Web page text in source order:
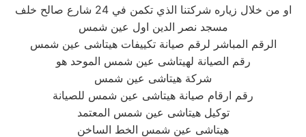
او من خلال زياره شركتنا الذي تكمن في 24 شارع صالح خلف
مسجد نصر الدين اول عين شمس
الرقم المباشر لرقم صيانة تكييفات هيتاشى عين شمس
رقم الصيانة لهيتاشى عين شمس الموحد هو
شركة هيتاشى عين شمس
رقم ارقام صيانة هيتاشى عين شمس للصيانة
توكيل هيتاشى عين شمس المعتمد
هيتاشى عين شمس الخط الساخن